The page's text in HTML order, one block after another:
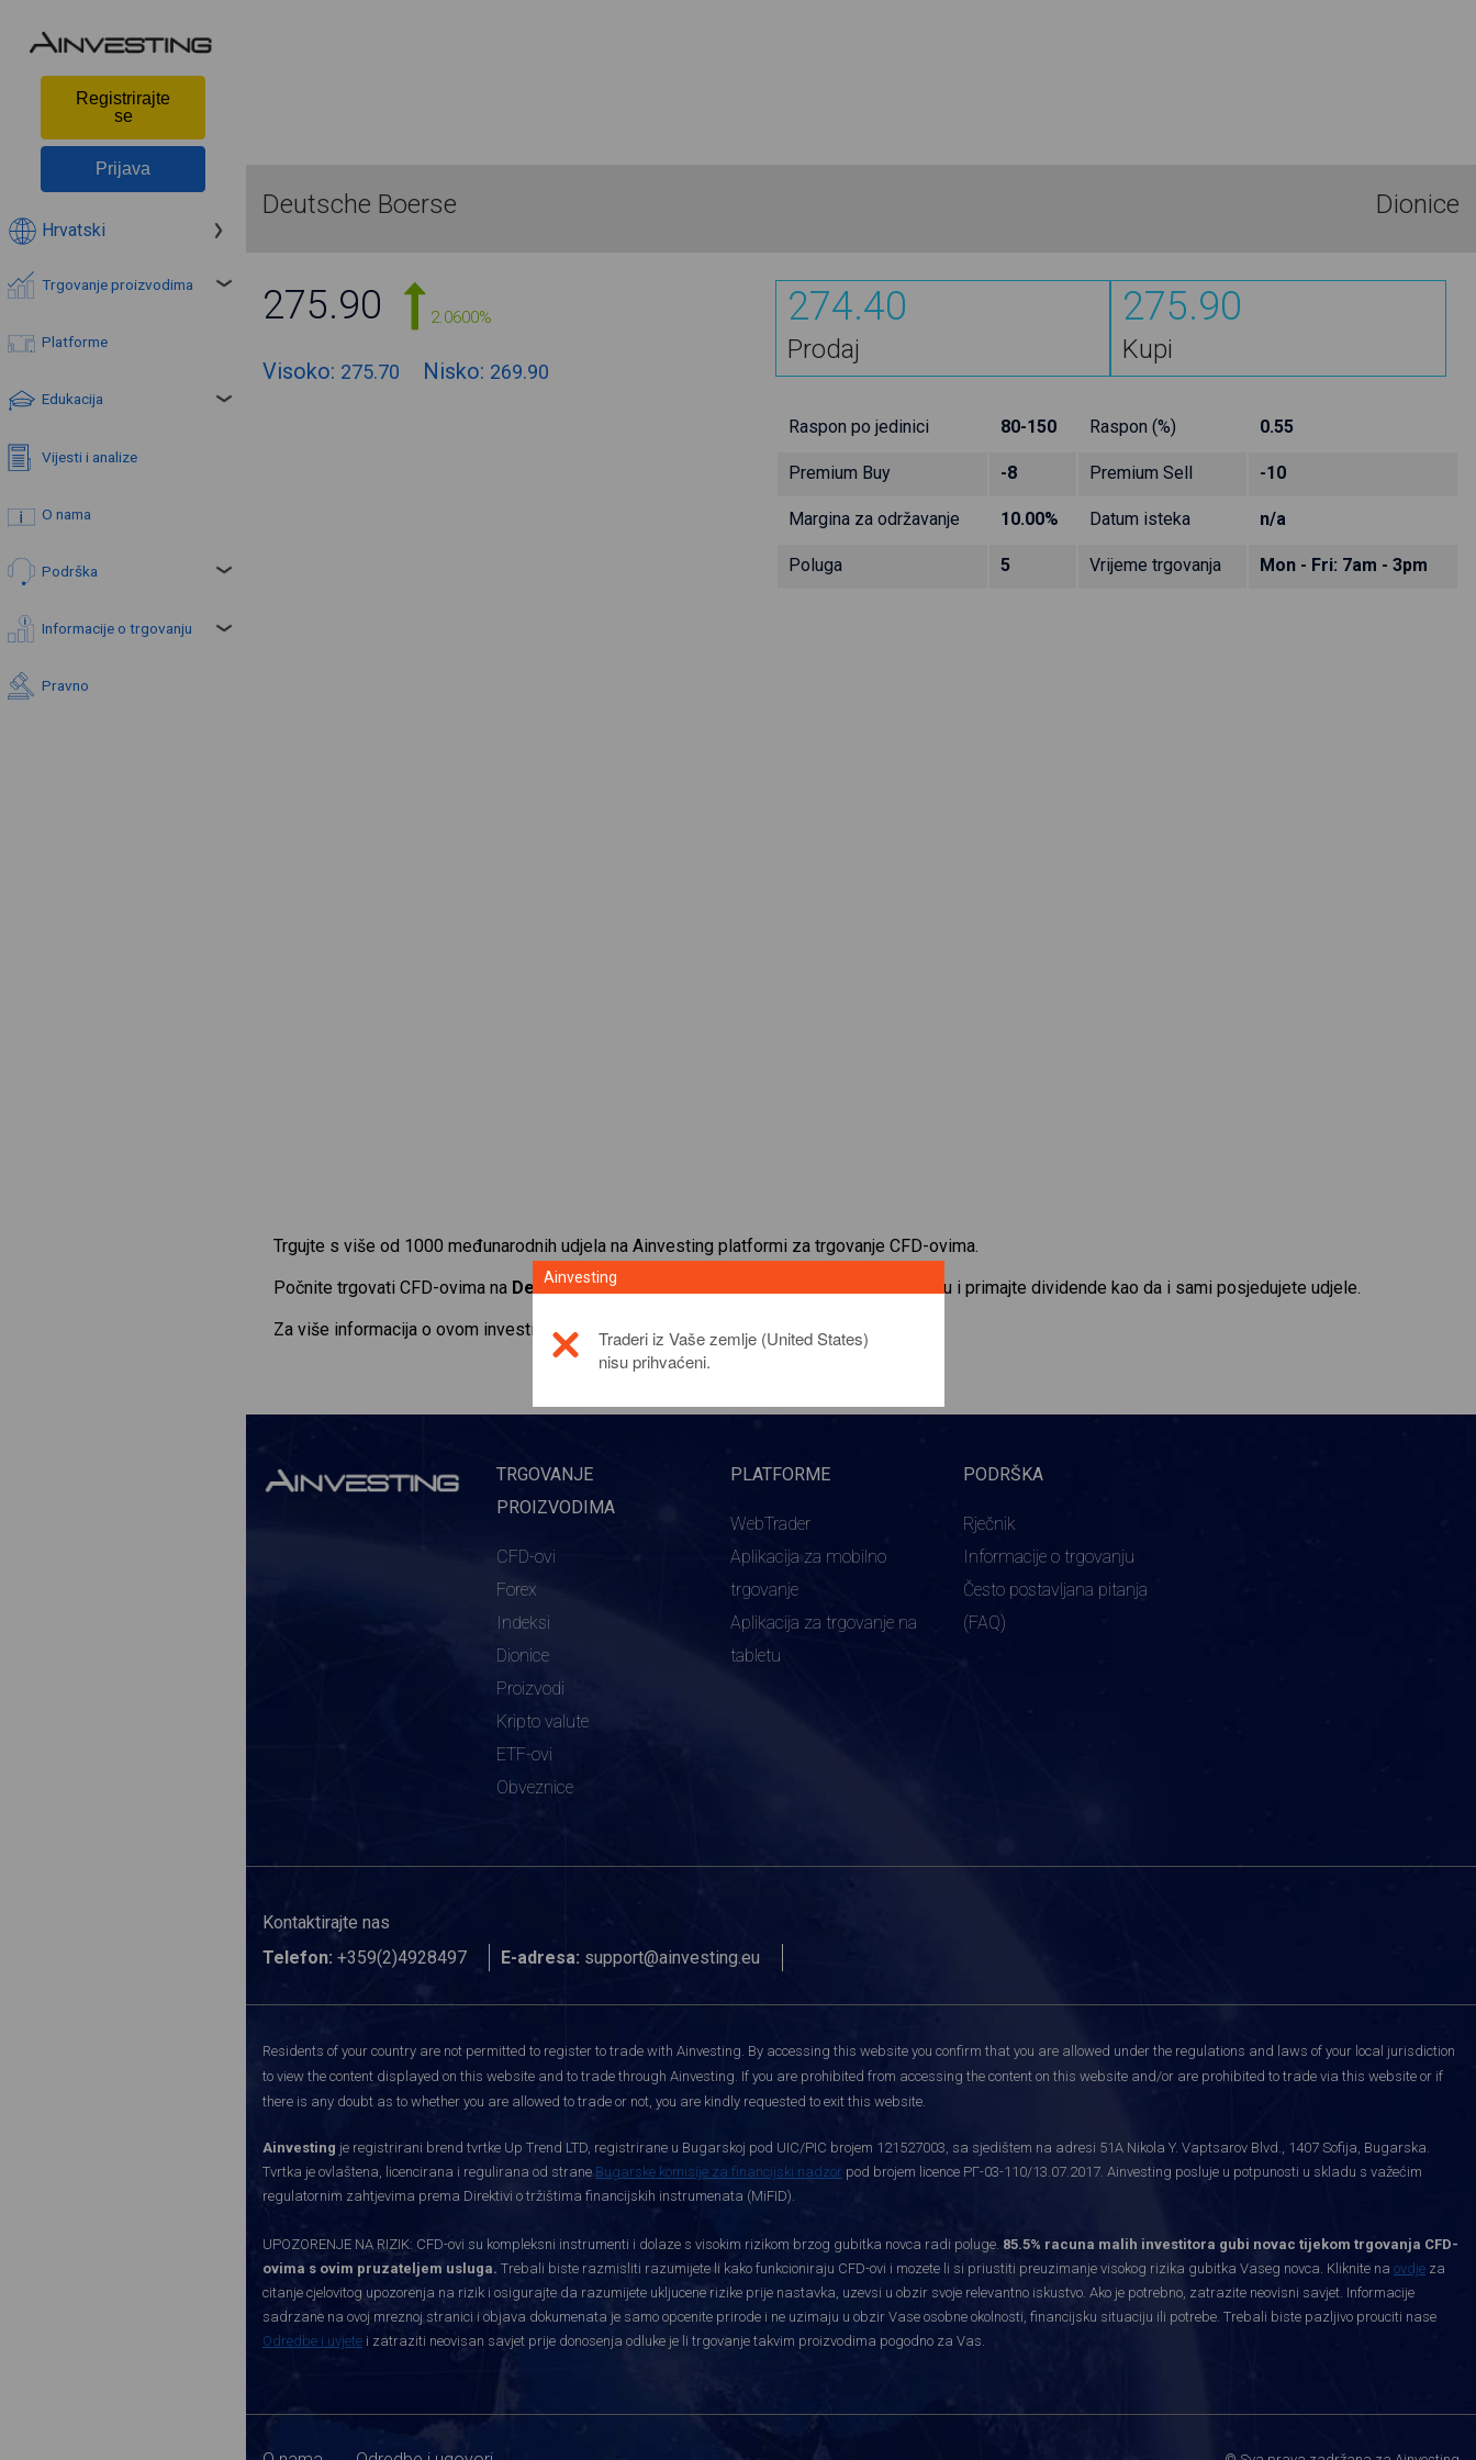
Registrirajte
se
Prijava
Hrvatski
Trgovanje proizvodima
Platforme
Edukacija
Vijesti i analize
O nama
Podrška
Informacije o trgovanju
Pravno
Deutsche Boerse Dionice
275.90 2.0600%
Visoko: 275.70 Nisko: 269.90
274.40
Prodaj
275.90
Kupi
Raspon po jedinici 80-150 Raspon (%) 0.55
Premium Buy -8 Premium Sell -10
Margina za održavanje 10.00% Datum isteka n/a
Poluga 5 Vrijeme trgovanja Mon - Fri: 7am - 3pm
Trgujte s više od 1000 međunarodnih udjela na Ainvesting platformi za trgovanje CFD-ovima.
Počnite trgovati CFD-ovima na Deutsche Boerse
. Primajte kotacije u stvarnom vremenu i primajte dividende kao da i sami posjedujete udjele.
Za više informacija o ovom investicijskom proizvodu, click here
TRGOVANJE
PROIZVODIMA
CFD-ovi
Forex
Indeksi
Dionice
Proizvodi
Kripto valute
ETF-ovi
Obveznice
PLATFORME
WebTrader
Aplikacija za mobilno
trgovanje
Aplikacija za trgovanje na
tabletu
PODRŠKA
Rječnik
Informacije o trgovanju
Često postavljana pitanja
(FAQ)
Kontaktirajte nas
Telefon: +359(2)4928497 E-adresa: support@ainvesting.eu
Residents of your country are not permitted to register to trade with Ainvesting. By accessing this website you confirm that you are allowed under the regulations and laws of your local jurisdiction
to view the content displayed on this website and to trade through Ainvesting. If you are prohibited from accessing the content on this website and/or are prohibited to trade via this website or if
there is any doubt as to whether you are allowed to trade or not, you are kindly requested to exit this website.
Ainvesting je registrirani brend tvrtke Up Trend LTD, registrirane u Bugarskoj pod UIC/PIC brojem 121527003, sa sjedištem na adresi 51A Nikola Y. Vaptsarov Blvd., 1407 Sofija, Bugarska.
Tvrtka je ovlaštena, licencirana i regulirana od strane Bugarske komisije za financijski nadzor pod brojem licence РГ-03-110/13.07.2017. Ainvesting posluje u potpunosti u skladu s važećim
regulatornim zahtjevima prema Direktivi o tržištima financijskih instrumenata (MiFID).
UPOZORENJE NA RIZIK: CFD-ovi su kompleksni instrumenti i dolaze s visokim rizikom brzog gubitka novca radi poluge. 85.5% racuna malih investitora gubi novac tijekom trgovanja CFD-
ovima s ovim pruzateljem usluga. Trebali biste razmisliti razumijete li kako funkcioniraju CFD-ovi i mozete li si priustiti preuzimanje visokog rizika gubitka Vaseg novca. Kliknite na ovdje za
citanje cjelovitog upozorenja na rizik i osigurajte da razumijete ukljucene rizike prije nastavka, uzevsi u obzir svoje relevantno iskustvo. Ako je potrebno, zatrazite neovisni savjet. Informacije
sadrzane na ovoj mreznoj stranici i objava dokumenata je samo opcenite prirode i ne uzimaju u obzir Vase osobne okolnosti, financijsku situaciju ili potrebe. Trebali biste pazljivo prouciti nase
Odredbe i uvjete i zatraziti neovisan savjet prije donosenja odluke je li trgovanje takvim proizvodima pogodno za Vas.
Ainvesting
Traderi iz Vaše zemlje (United States)
nisu prihvaćeni.